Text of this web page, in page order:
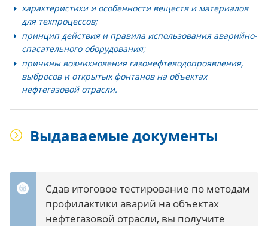
характеристики и особенности веществ и материалов
для техпроцессов;
принцип действия и правила использования аварийно-
спасательного оборудования;
причины возникновения газонефтеводопроявления,
выбросов и открытых фонтанов на объектах
нефтегазовой отрасли.
Выдаваемые документы
Сдав итоговое тестирование по методам
профилактики аварий на объектах
нефтегазовой отрасли, вы получите